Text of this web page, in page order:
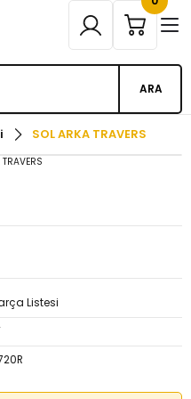
ARA
SOL ARKA TRAVERS
Listesi